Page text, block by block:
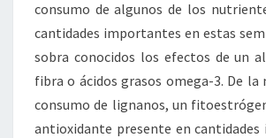
consumo de algunos de los
cantidades importantes en estas
sobra conocidos los efectos de un
fibra o ácidos grasos omega-3. De
consumo de lignanos, un
antioxidante presente en